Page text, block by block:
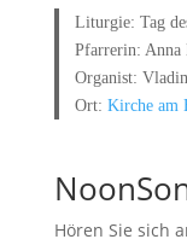
Liturgie: Tag
Pfarrerin:
Organist:
Ort:Kirche am
Hören Sie sich